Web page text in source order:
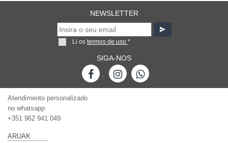
NEWSLETTER
Li os termos de uso *
SIGA-NOS
-
Atendimento personalizado
no whatsapp
+351 962 941 049
ARUAK